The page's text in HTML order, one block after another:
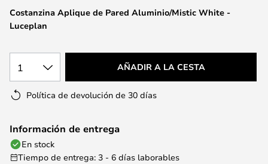
imágenes
Costanzina Aplique de Pared Aluminio/Mistic White -
Luceplan
1 AÑADIR A LA CESTA
Política de devolución de 30 días
Información de entrega
En stock
Tiempo de entrega: 3 - 6 días laborables